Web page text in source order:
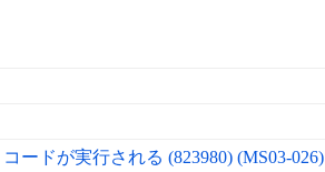
ードが実行される (823980) (MS03-026)